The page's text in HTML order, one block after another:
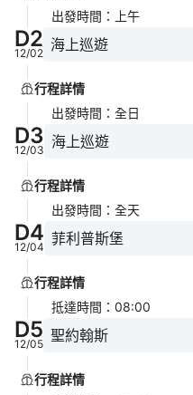
出發時間 ： 上午
D2
12/02 海上巡遊
行程詳情
出發時間 ： 全日
D3
12/03 海上巡遊
行程詳情
出發時間 ： 全天
D4
12/04 菲利普斯堡
行程詳情
抵達時間 ： 08:00
D5
12/05 聖約翰斯
行程詳情